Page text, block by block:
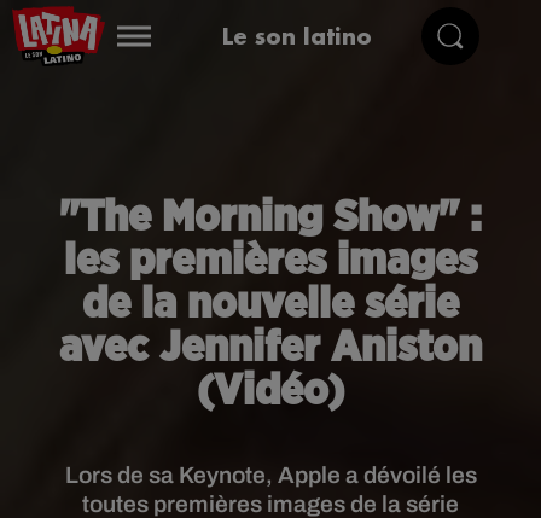
Le son latino
"The Morning Show" :
les premières images
de la nouvelle série
avec Jennifer Aniston
(Vidéo)
Lors de sa Keynote, Apple a dévoilé les
toutes premières images de la série